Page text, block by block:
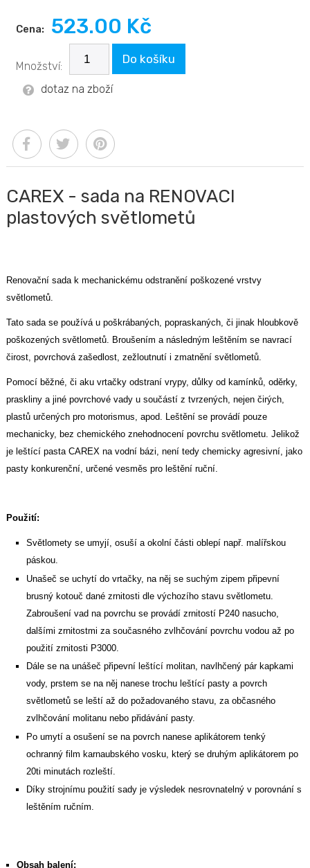
Cena: 523.00 Kč
Množství: Do košíku
dotaz na zboží
CAREX - sada na RENOVACI
plastových světlometů
Renovační sada k mechanickému odstranění poškozené vrstvy
světlometů.
Tato sada se používá u poškrábaných, popraskaných, či jinak hloubkově
poškozených světlometů. Broušením a následným leštěním se navrací
čirost, povrchová zašedlost, zežloutnutí i zmatnění světlometů.
Pomocí běžné, či aku vrtačky odstraní vrypy, důlky od kamínků, oděrky,
praskliny a jiné povrchové vady u součástí z tvrzených, nejen čirých,
plastů určených pro motorismus, apod. Leštění se provádí pouze
mechanicky, bez chemického znehodnocení povrchu světlometu. Jelikož
je leštící pasta CAREX na vodní bázi, není tedy chemicky agresivní, jako
pasty konkurenční, určené vesměs pro leštění ruční.
Použití:
Světlomety se umyjí, osuší a okolní části oblepí např. malířskou
páskou.
Unašeč se uchytí do vrtačky, na něj se suchým zipem připevní
brusný kotouč dané zrnitosti dle výchozího stavu světlometu.
Zabroušení vad na povrchu se provádí zrnitostí P240 nasucho,
dalšími zrnitostmi za současného zvlhčování povrchu vodou až po
použití zrnitosti P3000.
Dále se na unášeč připevní leštící molitan, navlhčený pár kapkami
vody, prstem se na něj nanese trochu leštící pasty a povrch
světlometů se leští až do požadovaného stavu, za občasného
zvlhčování molitanu nebo přidávání pasty.
Po umytí a osušení se na povrch nanese aplikátorem tenký
ochranný film karnaubského vosku, který se druhým aplikátorem po
20ti minutách rozleští.
Díky strojnímu použití sady je výsledek nesrovnatelný v porovnání s
leštěním ručním.
Obsah balení: